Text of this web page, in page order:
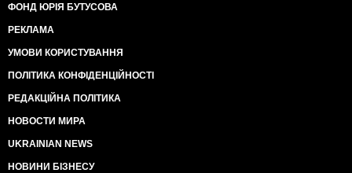
ФОНД ЮРІЯ БУТУСОВА
РЕКЛАМА
УМОВИ КОРИСТУВАННЯ
ПОЛІТИКА КОНФІДЕНЦІЙНОСТІ
РЕДАКЦІЙНА ПОЛІТИКА
НОВОСТИ МИРА
UKRAINIAN NEWS
НОВИНИ БІЗНЕСУ